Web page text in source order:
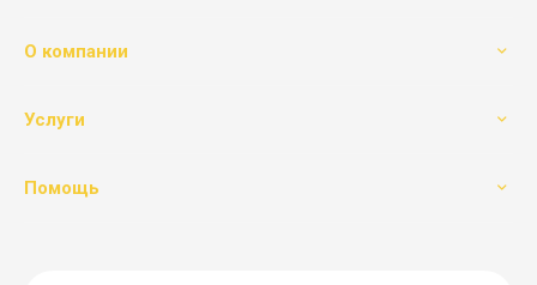
О компании
Услуги
Помощь